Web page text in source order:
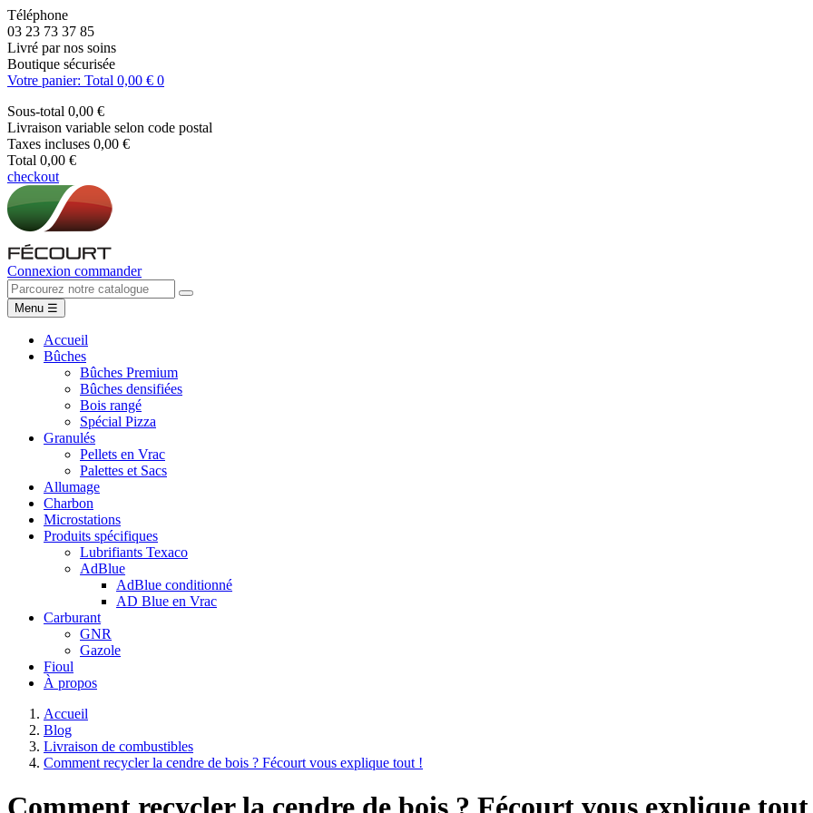
Téléphone
03 23 73 37 85
Livré par nos soins
Boutique sécurisée
Votre panier: Total 0,00 € 0
Sous-total 0,00 €
Livraison variable selon code postal
Taxes incluses 0,00 €
Total 0,00 €
checkout
Connexion commander
Menu ☰
Accueil
Bûches
Bûches Premium
Bûches densifiées
Bois rangé
Spécial Pizza
Granulés
Pellets en Vrac
Palettes et Sacs
Allumage
Charbon
Microstations
Produits spécifiques
Lubrifiants Texaco
AdBlue
AdBlue conditionné
AD Blue en Vrac
Carburant
GNR
Gazole
Fioul
À propos
Accueil
Blog
Livraison de combustibles
Comment recycler la cendre de bois ? Fécourt vous explique tout !